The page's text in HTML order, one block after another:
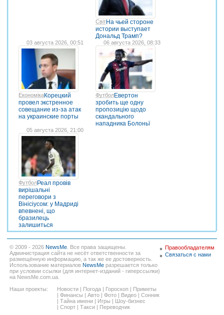
СвітНа чьей стороне
истории выступает
Дональд Трамп?
03 августа 2026, 00:51
ЕкономікаКорецкий
провел экстренное
совещание из-за атак
на украинские порты
06 августа 2026, 08:33
ФутболЕвертон
зробить ще одну
пропозицію щодо
скандального
нападника Болоньї
05 августа 2026, 21:00
ФутболРеал провів
вирішальні
переговори з
Вінісіусом: у Мадриді
впевнені, що
бразилець
залишиться
© 2009 - 2026 NewsMe . Все права защищены.
Администрация сайта не несёт ответственности за
размещённую информацию, а так же ее достоверность.
Использование материалов NewsMe разрешается только
при условии ссылки (для интернет-изданий - гиперссылки)
на NewsMe.com.ua.
Наши проекты:
Новости | Погода | Гороскоп | Приметы
| Финансы | Авто | Фото | Видео | Сонник
| Тайна имени | Игры | Шоу-бизнес
| Спорт | Такси | Переводчик
Правообладателям
Связаться с нами